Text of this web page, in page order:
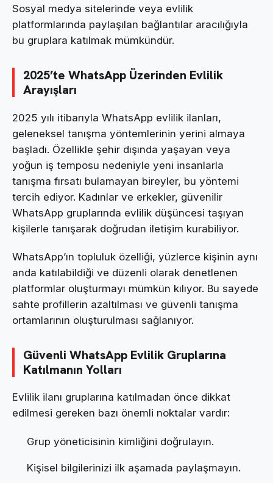
Sosyal medya sitelerinde veya evlilik
platformlarında paylaşılan bağlantılar aracılığıyla
bu gruplara katılmak mümkündür.
2025’te WhatsApp Üzerinden Evlilik
Arayışları
2025 yılı itibarıyla WhatsApp evlilik ilanları,
geleneksel tanışma yöntemlerinin yerini almaya
başladı. Özellikle şehir dışında yaşayan veya
yoğun iş temposu nedeniyle yeni insanlarla
tanışma fırsatı bulamayan bireyler, bu yöntemi
tercih ediyor. Kadınlar ve erkekler, güvenilir
WhatsApp gruplarında evlilik düşüncesi taşıyan
kişilerle tanışarak doğrudan iletişim kurabiliyor.
WhatsApp’ın topluluk özelliği, yüzlerce kişinin aynı
anda katılabildiği ve düzenli olarak denetlenen
platformlar oluşturmayı mümkün kılıyor. Bu sayede
sahte profillerin azaltılması ve güvenli tanışma
ortamlarının oluşturulması sağlanıyor.
Güvenli WhatsApp Evlilik Gruplarına
Katılmanın Yolları
Evlilik ilanı gruplarına katılmadan önce dikkat
edilmesi gereken bazı önemli noktalar vardır:
Grup yöneticisinin kimliğini doğrulayın.
Kişisel bilgilerinizi ilk aşamada paylaşmayın.